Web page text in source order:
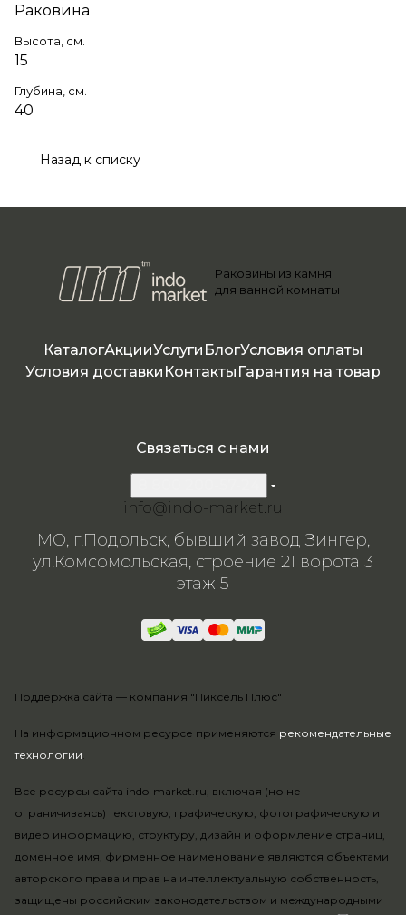
Раковина
Высота, см.
15
Глубина, см.
40
Назад к списку
Раковины из камня
для ванной комнаты
КаталогАкцииУслуги БлогУсловия оплаты
Условия доставки Контакты Гарантия на товар
На информационном ресурсе применяются рекомендательные
технологии.
Все ресурсы сайта indo-market.ru, включая (но не
ограничиваясь) текстовую, графическую, фотографическую и
видео информацию, структуру, дизайн и оформление страниц,
доменное имя, фирменное наименование являются объектами
авторского права и прав на интеллектуальную собственность,
защищены российским законодательством и международными
Связаться с нами
info@indo-market.ru
МО, г.Подольск, бывший завод Зингер,
ул.Комсомольская, строение 21 ворота 3
этаж 5
Поддержка сайта — компания "Пиксель Плюс"